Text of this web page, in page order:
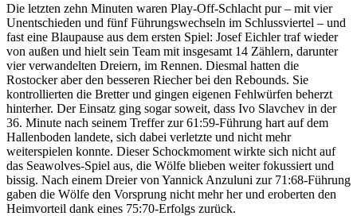
Die letzten zehn Minuten waren Play-Off-Schlacht pur – mit vier
Unentschieden und fünf Führungswechseln im Schlussviertel – und
fast eine Blaupause aus dem ersten Spiel: Josef Eichler traf wieder
von außen und hielt sein Team mit insgesamt 14 Zählern, darunter
vier verwandelten Dreiern, im Rennen. Diesmal hatten die
Rostocker aber den besseren Riecher bei den Rebounds. Sie
kontrollierten die Bretter und gingen eigenen Fehlwürfen beherzt
hinterher. Der Einsatz ging sogar soweit, dass Ivo Slavchev in der
36. Minute nach seinem Treffer zur 61:59-Führung hart auf dem
Hallenboden landete, sich dabei verletzte und nicht mehr
weiterspielen konnte. Dieser Schockmoment wirkte sich nicht auf
das Seawolves-Spiel aus, die Wölfe blieben weiter fokussiert und
bissig. Nach einem Dreier von Yannick Anzuluni zur 71:68-Führung
gaben die Wölfe den Vorsprung nicht mehr her und eroberten den
Heimvorteil dank eines 75:70-Erfolgs zurück.